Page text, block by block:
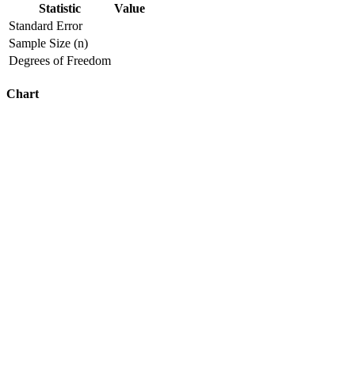
Statistic
Value
Standard Error
Sample Size (n)
Degrees of Freedom
Chart